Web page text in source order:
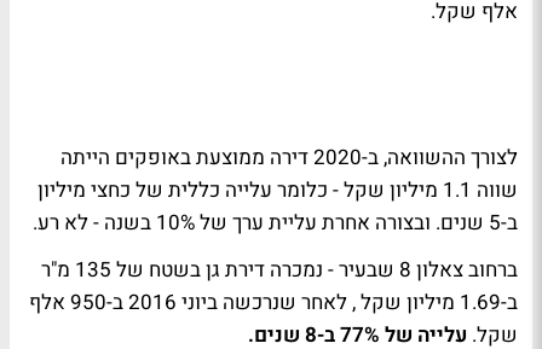
אלף שקל.
לצורך ההשוואה, ב-2020 דירה ממוצעת באופקים הייתה
שווה 1.1 מיליון שקל - כלומר עלייה כללית של כחצי מיליון
ב-5 שנים. ובצורה אחרת עליית ערך של 10% בשנה - לא רע.
ברחוב צאלון 8 שבעיר - נמכרה דירת גן בשטח של 135 מ"ר
ב-1.69 מיליון שקל , לאחר שנרכשה ביוני 2016 ב-950 אלף
שקל. עלייה של 77% ב-8 שנים.